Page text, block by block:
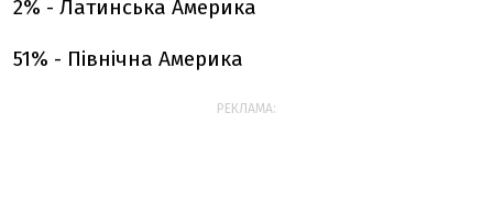
2% - Латинська Америка
51% - Північна Америка
РЕКЛАМА: